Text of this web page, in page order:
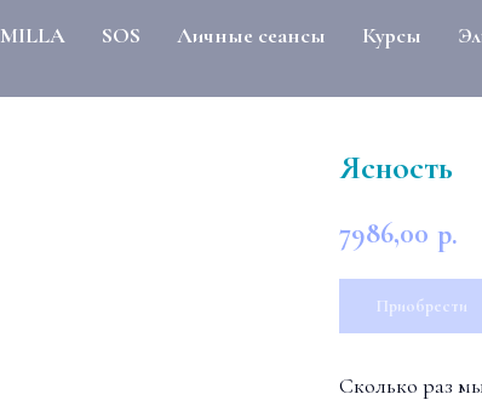
MILLA SOS Личные сеансы Курсы
Ясность
7986,00 р.
Приобрести
Сколько раз